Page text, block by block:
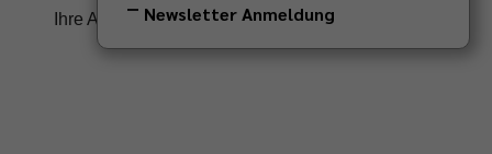
Newsletter Anmeldung